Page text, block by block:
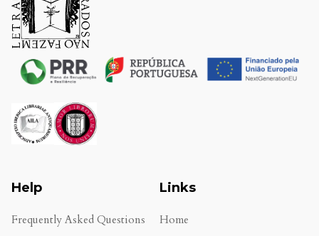
Help
Frequently Asked Questions
Links
Home